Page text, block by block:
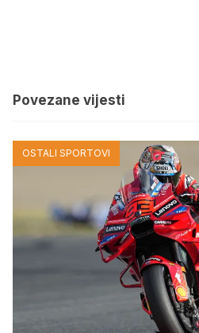
Povezane vijesti
OSTALI SPORTOVI